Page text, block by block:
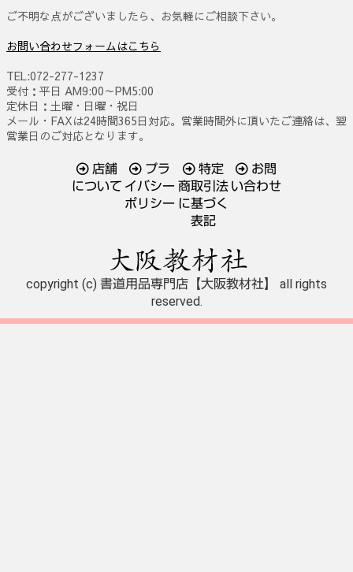
ご不明な点がございましたら、お気軽にご相談下さい。
お問い合わせフォームはこちら
TEL:072-277-1237
受付：平日 AM9:00～PM5:00
定休日：土曜・日曜・祝日
メール・FAXは24時間365日対応。営業時間外に頂いたご連絡は、翌
営業日のご対応となります。
店舗
について
プラ
イバシー
ポリシー
特定
商取引法
に基づく
表記
お問
い合わせ
copyright (c) 書道用品専門店【大阪教材社】 all rights
reserved.